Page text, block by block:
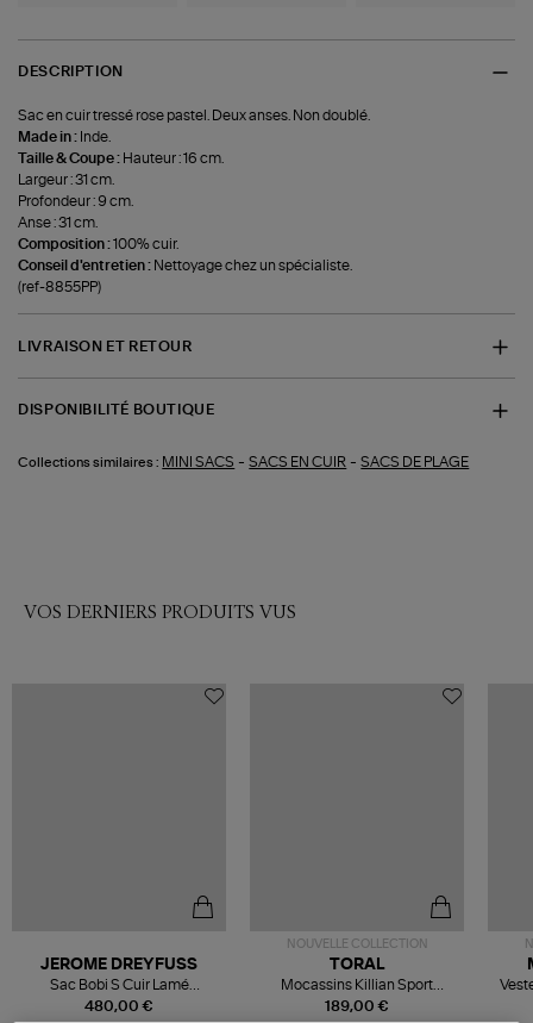
DESCRIPTION
Sac en cuir tressé rose pastel. Deux anses. Non doublé.
Made in : Inde.
Taille & Coupe : Hauteur : 16 cm.
Largeur : 31 cm.
Profondeur : 9 cm.
Anse : 31 cm.
Composition :100% cuir.
Conseil d'entretien : Nettoyage chez un spécialiste.
(ref-8855PP)
LIVRAISON ET RETOUR
DISPONIBILITÉ BOUTIQUE
Collections similaires : MINI SACS -SACS EN CUIR -SACS DE PLAGE
VOS DERNIERS PRODUITS VUS
480,00 €
JEROME DREYFUSS
Sac Bobi S Cuir Lamé
Champagne
NOUVELLE COLLECTION
189,00 €
TORAL
Mocassins Killian Sport
Mousse